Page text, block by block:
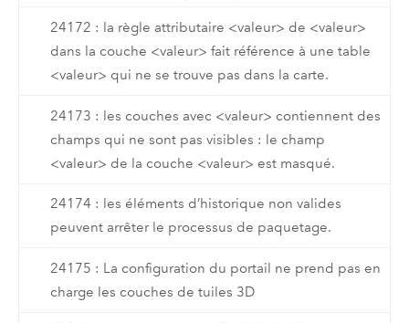
24172 : la règle attributaire <valeur> de <valeur>
dans la couche <valeur> fait référence à une table
<valeur> qui ne se trouve pas dans la carte.
24173 : les couches avec <valeur> contiennent des
champs qui ne sont pas visibles : le champ
<valeur> de la couche <valeur> est masqué.
24174 : les éléments d’historique non valides
peuvent arrêter le processus de paquetage.
24175 : La configuration du portail ne prend pas en
charge les couches de tuiles 3D